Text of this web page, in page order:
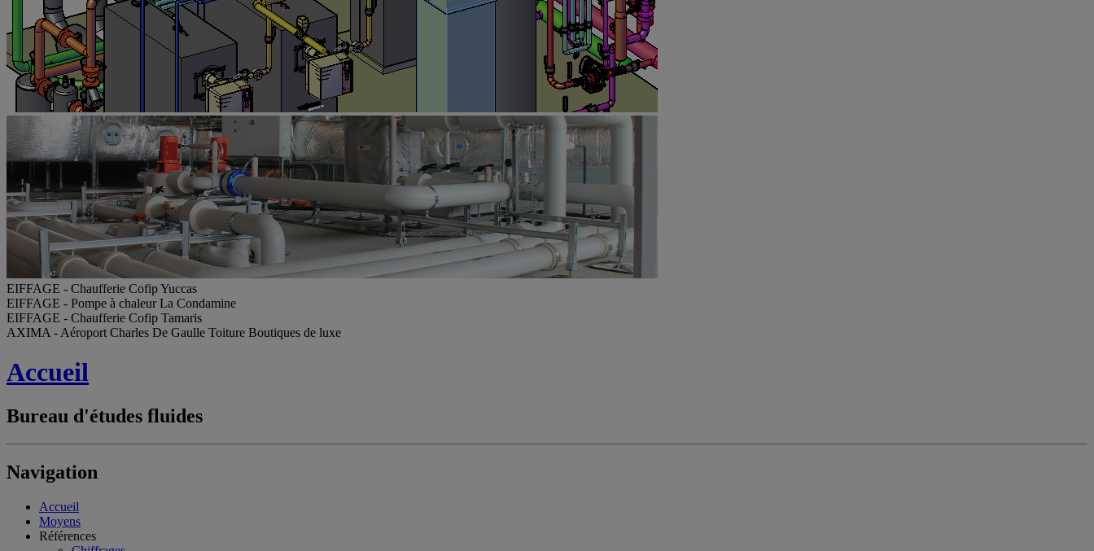
EIFFAGE - Chaufferie Cofip Yuccas
EIFFAGE - Pompe à chaleur La Condamine
EIFFAGE - Chaufferie Cofip Tamaris
AXIMA - Aéroport Charles De Gaulle Toiture Boutiques de luxe
Accueil
Bureau d'études fluides
Navigation
Accueil
Moyens
Références